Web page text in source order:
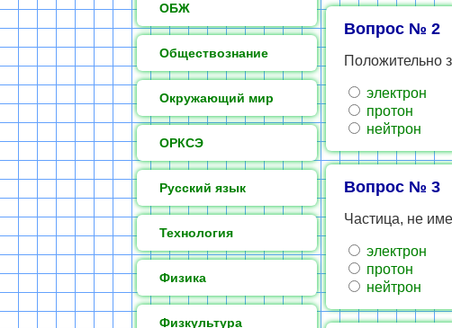
ОБЖ
Обществознание
Окружающий мир
ОРКСЭ
Русский язык
Технология
Физика
Физкультура
Вопрос № 2
Положительно
электрон
протон
нейтрон
Вопрос № 3
Частица, не
электрон
протон
нейтрон